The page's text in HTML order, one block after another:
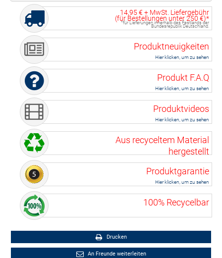
14,95 € + MwSt. Liefergebühr
(für Bestellungen unter250 €)*
*für Lieferungen innerhalb des Festlands der
Bundesrepublik Deutschland.
Produktneuigkeiten
Hier klicken, um zu sehen
Produkt F.A.Q
Hier klicken, um zu sehen
Produktvideos
Hier klicken, um zu sehen
Aus recyceltem Material
hergestellt
Produktgarantie
Hier klicken, um zu sehen
100% Recycelbar
Drucken
An Freunde weiterleiten